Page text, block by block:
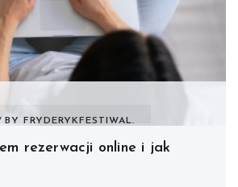
BY FRYDERYKFESTIWAL.
rezerwacji online i jak